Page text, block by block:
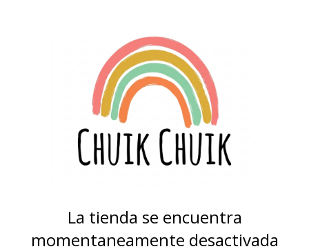
La tienda se encuentra
momentaneamente desactivada